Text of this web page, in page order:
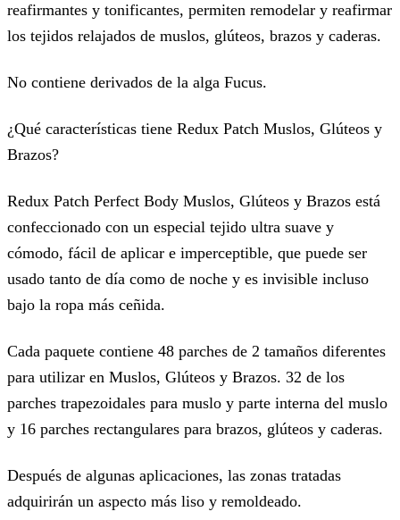
reafirmantes y tonificantes, permiten remodelar y reafirmar
los tejidos relajados de muslos, glúteos, brazos y caderas.
No contiene derivados de la alga Fucus.
¿Qué características tiene Redux Patch Muslos, Glúteos y
Brazos?
Redux Patch Perfect Body Muslos, Glúteos y Brazos está
confeccionado con un especial tejido ultra suave y
cómodo, fácil de aplicar e imperceptible, que puede ser
usado tanto de día como de noche y es invisible incluso
bajo la ropa más ceñida.
Cada paquete contiene 48 parches de 2 tamaños diferentes
para utilizar en Muslos, Glúteos y Brazos. 32 de los
parches trapezoidales para muslo y parte interna del muslo
y 16 parches rectangulares para brazos, glúteos y caderas.
Después de algunas aplicaciones, las zonas tratadas
adquirirán un aspecto más liso y remoldeado.